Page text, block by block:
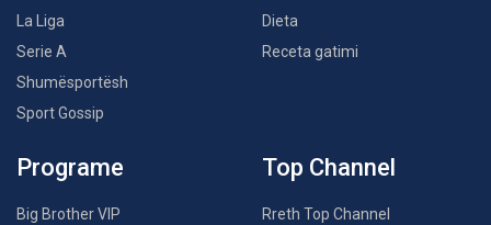
La Liga
Serie A
Shumësportësh
Sport Gossip
Dieta
Receta gatimi
Programe
Big Brother VIP
Top Channel
Rreth Top Channel